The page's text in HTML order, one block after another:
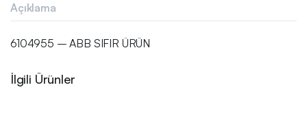
Açıklama
6104955 – ABB SIFIR ÜRÜN
İlgili Ürünler